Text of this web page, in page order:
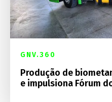
GNV.360
Produção de
e impulsiona Fórum